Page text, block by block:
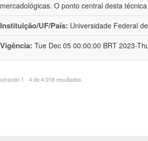
mercadológicas. O ponto central desta
Instituição/UF/País: Universidade Federal
Vigência: Tue Dec 05 00:00:00 BRT 2023-
1 - 4 de 4.018 resultados.